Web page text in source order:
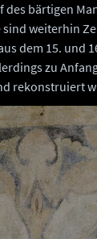
bärtigen
weiterhin
dem 15. und
zu
rekonstruiert